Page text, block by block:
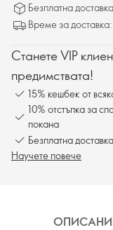
Безплатна
Време за
Станете VIP
предимствата!
15% кешбек от
10% отстъпка за
покана
Безплатна
Научете повече